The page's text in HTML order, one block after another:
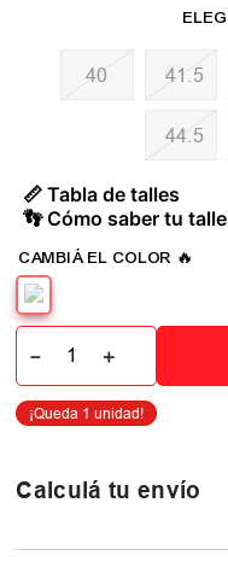
40 41.5
44.5
📏 Tabla de talles
👣 Cómo saber tu talle
＋
－
Calculá tu envío